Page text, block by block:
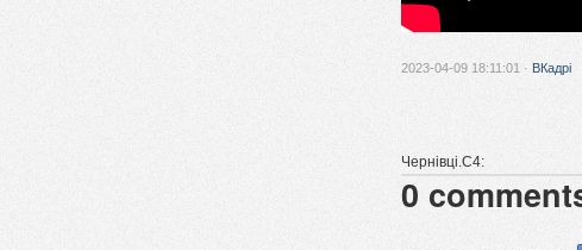
2023-04-09 18:11:01 · ВКадрі
Чернівці.C4:
0